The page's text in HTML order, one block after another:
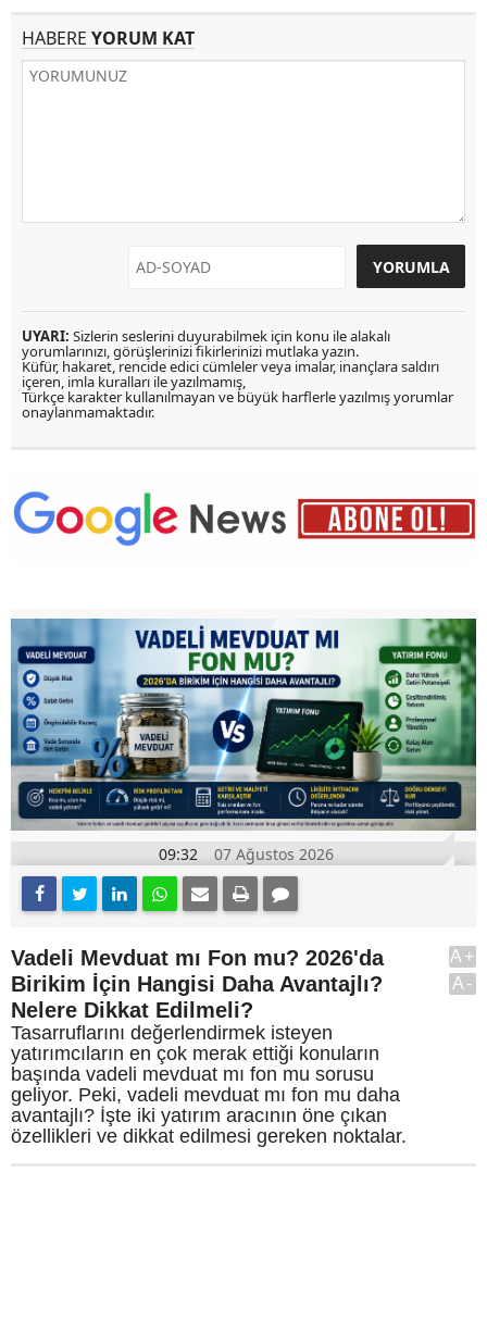
HABERE YORUM KAT
UYARI: Sizlerin seslerini duyurabilmek için konu ile alakalı
yorumlarınızı, görüşlerinizi fikirlerinizi mutlaka yazın.
Küfür, hakaret, rencide edici cümleler veya imalar, inançlara saldırı
içeren, imla kuralları ile yazılmamış,
Türkçe karakter kullanılmayan ve büyük harflerle yazılmış yorumlar
onaylanmamaktadır.
09:32 07 Ağustos 2026
Vadeli Mevduat mı Fon mu? 2026'da
Birikim İçin Hangisi Daha Avantajlı?
Nelere Dikkat Edilmeli?
Tasarruflarını değerlendirmek isteyen
yatırımcıların en çok merak ettiği konuların
başında vadeli mevduat mı fon mu sorusu
geliyor. Peki, vadeli mevduat mı fon mu daha
avantajlı? İşte iki yatırım aracının öne çıkan
özellikleri ve dikkat edilmesi gereken noktalar.
A+
A-